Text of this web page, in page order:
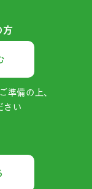
備の上、
さい